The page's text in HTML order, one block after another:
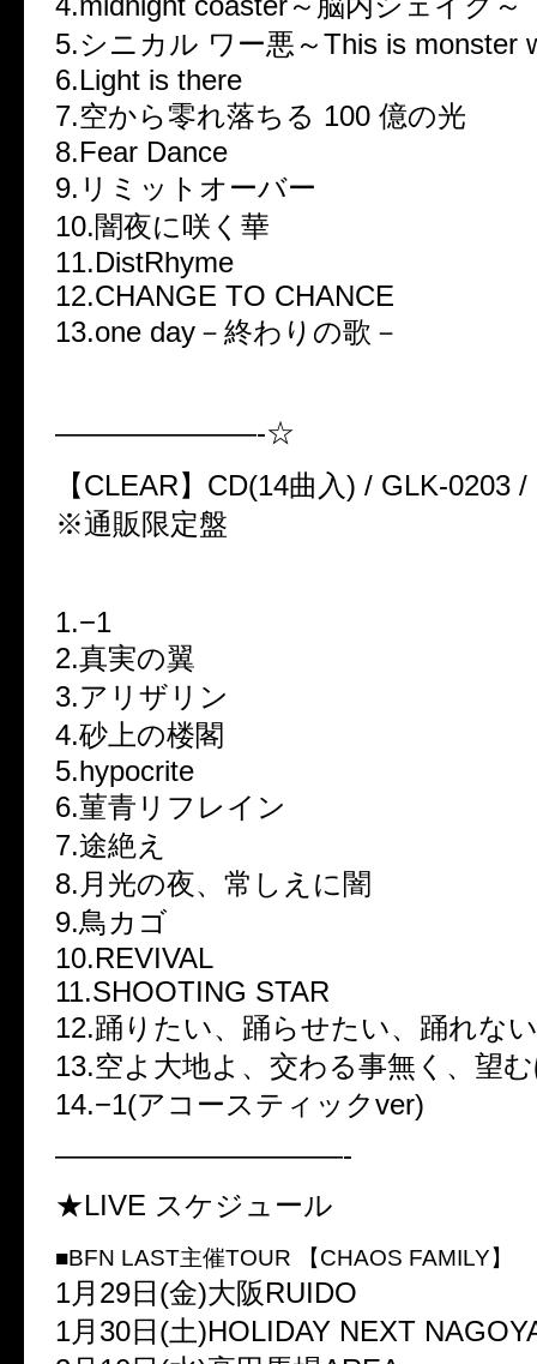
5.シニカル ワー悪～This is monster
6.Light is there
7.空から零れ落ちる 100 億の光
8.Fear Dance
9.リミットオーバー
10.闇夜に咲く華
11.DistRhyme
12.CHANGE TO CHANCE
13.one day－終わりの歌－
———————-☆
【CLEAR】CD(14曲入) / GLK-0203
※通販限定盤
1.−1
2.真実の翼
3.アリザリン
4.砂上の楼閣
5.hypocrite
6.菫青リフレイン
7.途絶え
8.月光の夜、常しえに闇
9.鳥カゴ
10.REVIVAL
11.SHOOTING STAR
12.踊りたい、踊らせたい、踊れな
13.空よ大地よ、交わる事無く、望
14.−1(アコースティックver)
——————————-
★LIVE スケジュール
■BFN LAST主催TOUR 【CHAOS FAMILY】
1月29日(金)大阪RUIDO
1月30日(土)HOLIDAY NEXT